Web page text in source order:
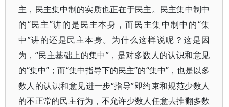
主，民主集中制的实质也正在于民主。民主集中制中
的“民主”讲的是民主本身，而民主集中制中的“集
中”讲的还是民主本身。为什么这样说呢？这是因
为，“民主基础上的集中”，是对多数人的认识和意见
的“集中”；而“集中指导下的民主”的“集中”，也是以多
数人的认识和意见进一步“指导”即约束和规范少数人
的不正常的民主行为，不允许少数人任意去推翻多数